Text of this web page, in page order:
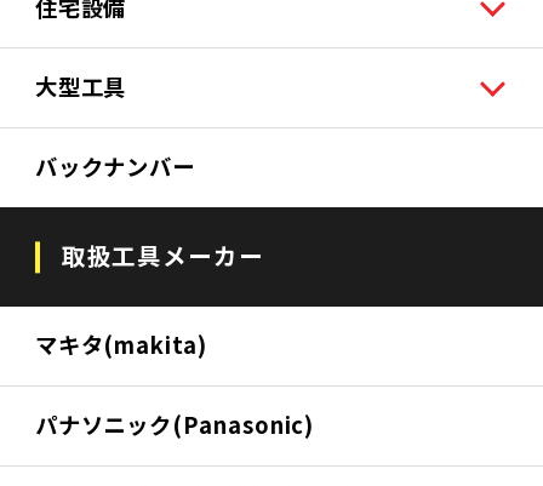
住宅設備
大型工具
バックナンバー
取扱工具メーカー
マキタ(makita)
パナソニック(Panasonic)